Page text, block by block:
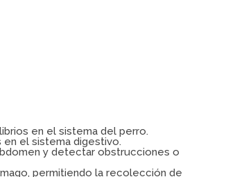
en el sistema del perro.
en el sistema digestivo.
y detectar obstrucciones o
permitiendo la recolección de